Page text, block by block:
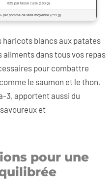
839 par tasse cuite (180 g)
par pomme de terre moyenne (299 g)
haricots blancs aux patates
aliments dans tous vos repas
pour combattre
le saumon et le thon,
3, apportent aussi du
et
pour une